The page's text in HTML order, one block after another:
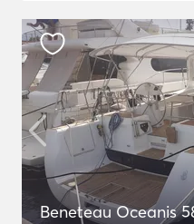
Beneteau Oceanis